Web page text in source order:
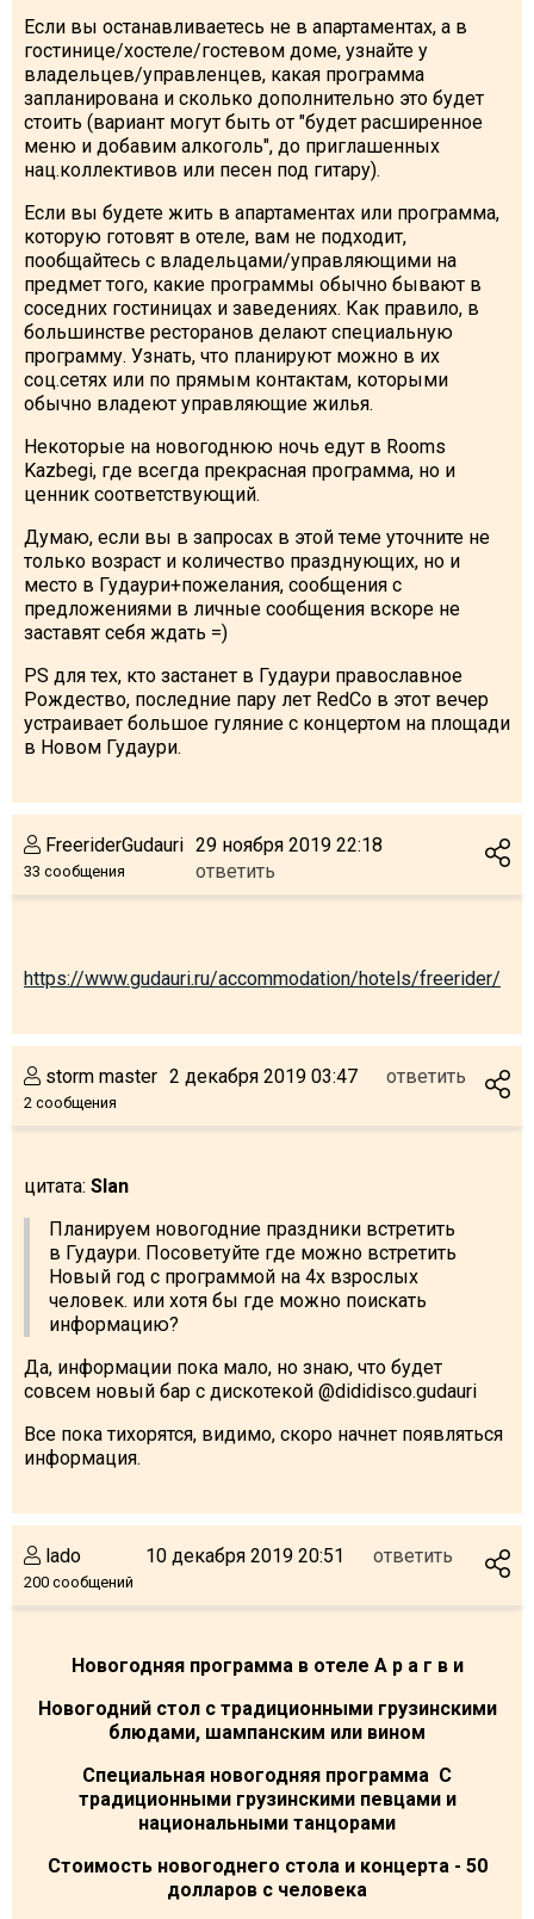
Если вы останавливаетесь не в апартаментах, а в
гостинице/хостеле/гостевом доме, узнайте у
владельцев/управленцев, какая программа
запланирована и сколько дополнительно это будет
стоить (вариант могут быть от "будет расширенное
меню и добавим алкоголь", до приглашенных
нац.коллективов или песен под гитару).
Если вы будете жить в апартаментах или программа,
которую готовят в отеле, вам не подходит,
пообщайтесь с владельцами/управляющими на
предмет того, какие программы обычно бывают в
соседних гостиницах и заведениях. Как правило, в
большинстве ресторанов делают специальную
программу. Узнать, что планируют можно в их
соц.сетях или по прямым контактам, которыми
обычно владеют управляющие жилья.
Некоторые на новогоднюю ночь едут в Rooms
Kazbegi, где всегда прекрасная программа, но и
ценник соответствующий.
Думаю, если вы в запросах в этой теме уточните не
только возраст и количество празднующих, но и
место в Гудаури+пожелания, сообщения с
предложениями в личные сообщения вскоре не
заставят себя ждать =)
PS для тех, кто застанет в Гудаури православное
Рождество, последние пару лет RedCo в этот вечер
устраивает большое гуляние с концертом на площади
в Новом Гудаури.
FreeriderGudauri
33 сообщения
29 ноября 2019 22:18
ответить
https://www.gudauri.ru/accommodation/hotels/freerider/
storm master
2 сообщения
2 декабря 2019 03:47 ответить
цитата: Slan
Планируем новогодние праздники встретить
в Гудаури. Посоветуйте где можно встретить
Новый год с программой на 4х взрослых
человек. или хотя бы где можно поискать
информацию?
Да, информации пока мало, но знаю, что будет
совсем новый бар с дискотекой @dididisco.gudauri
Все пока тихорятся, видимо, скоро начнет появляться
информация.
lado
200 сообщений
10 декабря 2019 20:51 ответить
Новогодняя программа в отеле А р а г в и
Новогодний столс традиционными грузинскими
блюдами, шампанским или вином
Специальная новогодняя программа С
традиционными грузинскими певцами и
национальными танцорами
Стоимость новогоднего стола и концерта- 50
долларов с человека